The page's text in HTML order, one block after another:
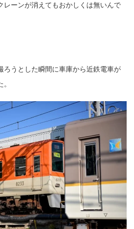
レーンが消えてもおかしくは無いんで
ろうとした瞬間に車庫から近鉄電車が